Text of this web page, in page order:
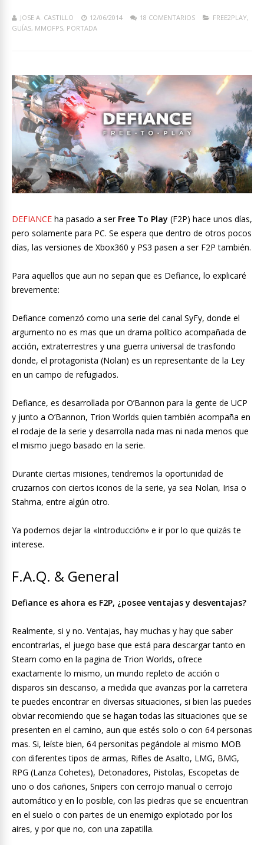
JOSE A. CASTILLO 12/06/2014 18 COMENTARIOS FREE2PLAY,
GUÍAS, MMOFPS, PORTADA
DEFIANCE ha pasado a serFree To Play (F2P) hace unos días,
pero solamente para PC. Se espera que dentro de otros pocos
días, las versiones de Xbox360 y PS3 pasen a ser F2P también.
Para aquellos que aun no sepan que es Defiance, lo explicaré
brevemente:
Defiance comenzó como una serie del canal SyFy, donde el
argumento no es mas que un drama político acompañada de
acción, extraterrestres y una guerra universal de trasfondo
donde, el protagonista (Nolan) es un representante de la Ley
en un campo de refugiados.
Defiance, es desarrollada por O’Bannon para la gente de UCP
y junto a O’Bannon, Trion Worlds quien también acompaña en
el rodaje de la serie y desarrolla nada mas ni nada menos que
el mismo juego basado en la serie.
Durante ciertas misiones, tendremos la oportunidad de
cruzarnos con ciertos iconos de la serie, ya sea Nolan, Irisa o
Stahma, entre algún otro.
Ya podemos dejar la «Introducción» e ir por lo que quizás te
interese.
F.A.Q. & General
Defiance es ahora es F2P, ¿posee ventajas y desventajas?
Realmente, si y no. Ventajas, hay muchas y hay que saber
encontrarlas, el juego base que está para descargar tanto en
Steam como en la pagina de Trion Worlds, ofrece
exactamente lo mismo, un mundo repleto de acción o
disparos sin descanso, a medida que avanzas por la carretera
te puedes encontrar en diversas situaciones, si bien las puedes
obviar recomiendo que se hagan todas las situaciones que se
presenten en el camino, aun que estés solo o con 64 personas
mas. Si, leíste bien, 64 personitas pegándole al mismo MOB
con diferentes tipos de armas, Rifles de Asalto, LMG, BMG,
RPG (Lanza Cohetes), Detonadores, Pistolas, Escopetas de
uno o dos cañones, Snipers con cerrojo manual o cerrojo
automático y en lo posible, con las piedras que se encuentran
en el suelo o con partes de un enemigo explotado por los
aires, y por que no, con una zapatilla.